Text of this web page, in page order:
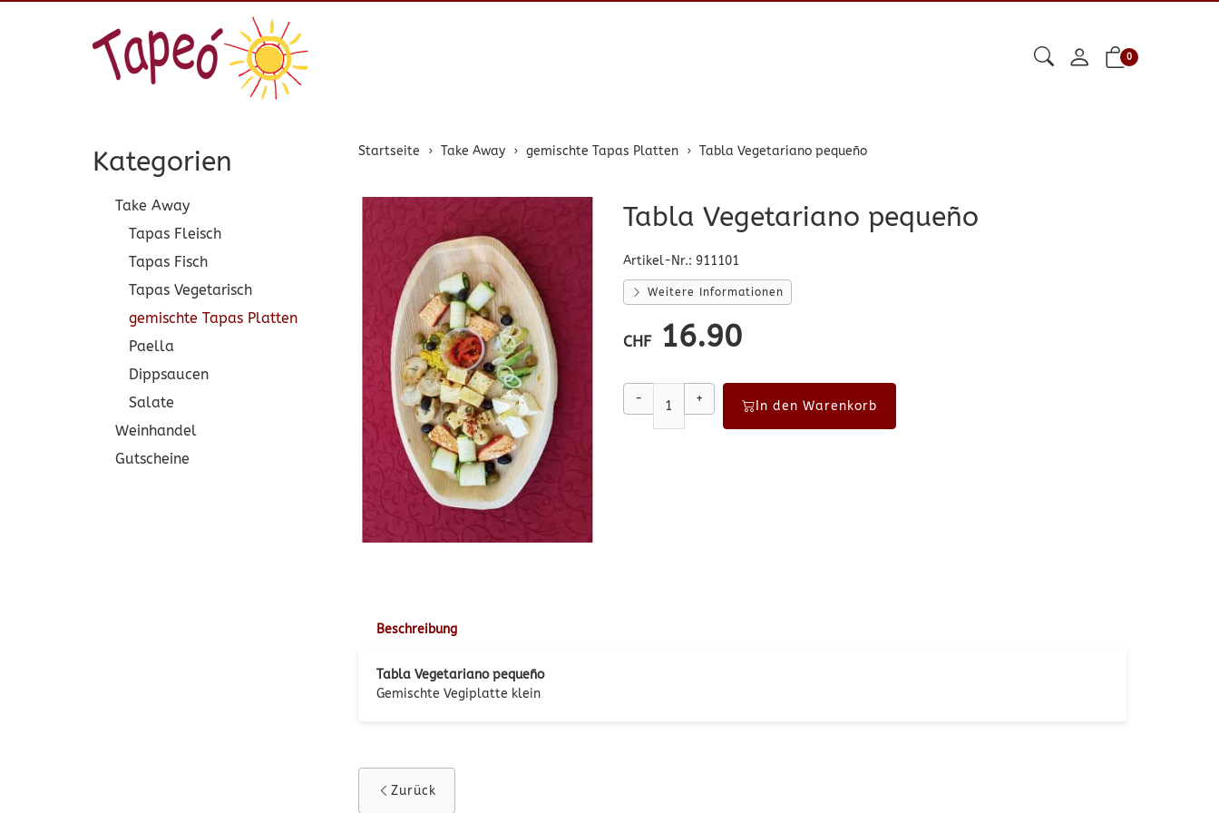
0
Startseite Take Away gemischte Tapas Platten Tabla Vegetariano pequeño
Tabla Vegetariano pequeño
Artikel-Nr.: 911101
Weitere Informationen
CHF 16.90
- + In den Warenkorb
Beschreibung
Tabla Vegetariano pequeño
Gemischte Vegiplatte klein
Zurück
Kategorien
Take Away
Tapas Fleisch
Tapas Fisch
Tapas Vegetarisch
gemischte Tapas Platten
Paella
Dippsaucen
Salate
Weinhandel
Gutscheine